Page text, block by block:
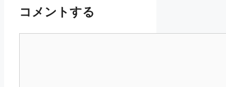
コメントする